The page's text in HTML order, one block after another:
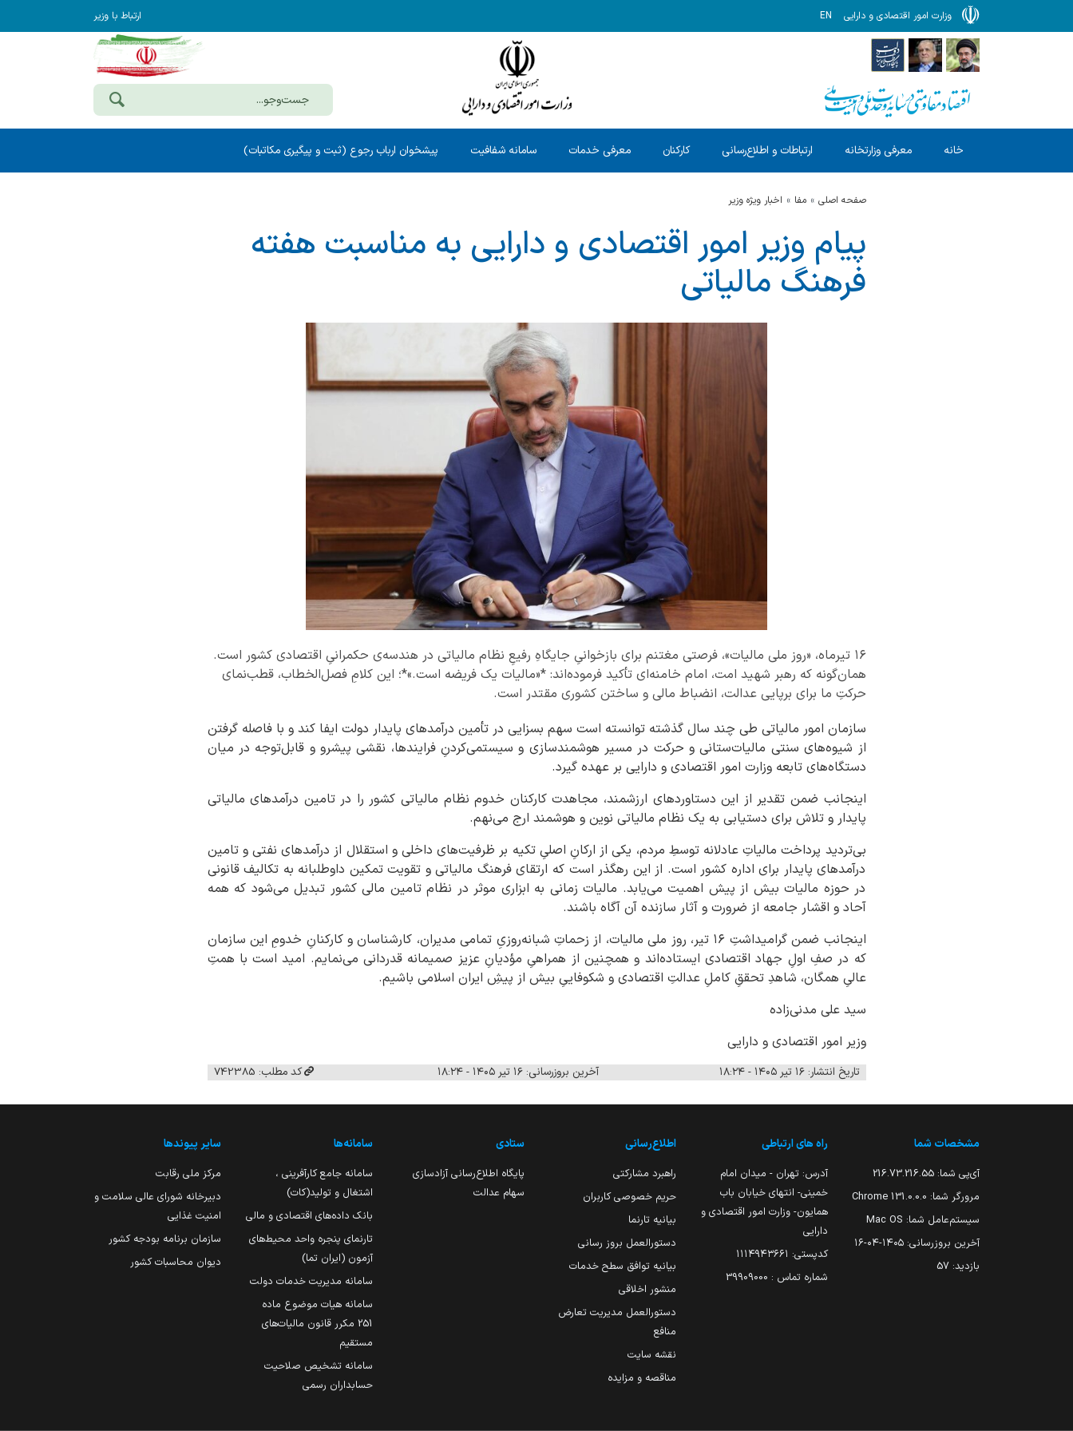
وزارت امور اقتصادی و دارایی EN ارتباط با وزیر
خانه معرفی وزارتخانه ارتباطات و اطلاع‌رسانی کارکنان معرفی خدمات سامانه شفافیت پیشخوان ارباب رجوع (ثبت و پیگیری مکاتبات)
صفحه اصلی مفا اخبار ویژه وزیر
پیام وزیر امور اقتصادی و دارایی به مناسبت هفته
فرهنگ مالیاتی
۱۶ تیرماه، «روز ملی مالیات»، فرصتی مغتنم برای بازخوانیِ جایگاهِ رفیعِ نظام مالیاتی در هندسه‌ی حکمرانیِ اقتصادی کشور است.
همان‌گونه که رهبر شهید امت، امام خامنه‌ای تأکید فرموده‌اند: *«مالیات یک فریضه است.»*؛ این کلامِ فصل‌الخطاب، قطب‌نمای
حرکتِ ما برای برپایی عدالت، انضباط مالی و ساختن کشوری مقتدر است.
سازمان امور مالیاتی طی چند سال گذشته توانسته است سهم بسزایی در تأمین درآمدهای پایدار دولت ایفا کند و با فاصله گرفتن
از شیوه‌های سنتی مالیات‌ستانی و حرکت در مسیر هوشمندسازی و سیستمی‌کردنِ فرایندها، نقشی پیشرو و قابل‌توجه در میان
دستگاه‌های تابعه وزارت امور اقتصادی و دارایی بر عهده گیرد.
اینجانب ضمن تقدیر از این دستاوردهای ارزشمند، مجاهدت‌ کارکنان خدوم نظام مالیاتی کشور را در تامین درآمدهای مالیاتی
پایدار و تلاش برای دستیابی به یک نظام مالیاتی نوین و هوشمند ارج می‌نهم.
بی‌تردید پرداخت مالیاتِ عادلانه توسطِ مردم، یکی از ارکانِ اصلیِ تکیه بر ظرفیت‌های داخلی و استقلال از درآمدهای نفتی و تامین
درآمدهای پایدار برای اداره کشور است. از این رهگذر است که ارتقای فرهنگ مالیاتی و تقویت تمکین داوطلبانه به تکالیف قانونی
در حوزه مالیات بیش از پیش اهمیت می‌یابد. مالیات زمانی به ابزاری موثر در نظام تامین مالی کشور تبدیل می‌شود که همه
آحاد و اقشار جامعه از ضرورت و آثار سازنده آن آگاه باشند.
اینجانب ضمن گرامیداشتِ ۱۶ تیر، روز ملی مالیات، از زحماتِ شبانه‌روزیِ تمامی مدیران، کارشناسان و کارکنانِ خدومِ این سازمان
که در صفِ اولِ جهاد اقتصادی ایستاده‌اند و همچنین از همراهیِ مؤدیانِ عزیز صمیمانه قدردانی می‌نمایم. امید است با همتِ
عالیِ همگان، شاهدِ تحققِ کاملِ عدالتِ اقتصادی و شکوفاییِ بیش از پیشِ ایران اسلامی باشیم.
سید علی مدنی‌زاده
وزیر امور اقتصادی و دارایی
تاریخ انتشار: ۱۶ تیر ۱۴۰۵ - ۱۸:۲۴ آخرین بروزرسانی: ۱۶ تیر ۱۴۰۵ - ۱۸:۲۴ کد مطلب: 742385
مشخصات شما
آی‌پی شما: 216.73.216.55
مرورگر شما: 131.0.0.0 Chrome
سیستم‌عامل شما: Mac OS
آخرین بروزرسانی: ۱۴۰۵-۰۴-۱۶
بازدید: 57
راه های ارتباطی
آدرس: تهران - میدان امام
خمینی- انتهای خیابان باب
همایون- وزارت امور اقتصادی و
دارایی
کدپستی: ۱۱۱۴۹۴۳۶۶۱
شماره تماس : 39909000
اطلاع‌رسانی
راهبرد مشارکتی
حریم خصوصی کاربران
بیانیه تارنما
دستورالعمل بروز رسانی
بیانیه توافق سطح خدمات
منشور اخلاقی
دستورالعمل مدیریت تعارض
منافع
نقشه سایت
مناقصه و مزایده
ستادی
پایگاه اطلاع‌رسانی آزادسازی
سهام عدالت
سامانه‌ها
سامانه جامع کارآفرینی ،
اشتغال و تولید(کات)
بانک داده‌های اقتصادی و مالی
تارنمای پنجره واحد محیط‌های
آزمون (ایران تما)
سامانه مدیریت خدمات دولت
سامانه هیات موضوع ماده
251 مکرر قانون مالیات‌های
مستقیم
سامانه تشخیص صلاحیت
حسابداران رسمی
سایر پیوندها
مرکز ملی رقابت
دبیرخانه شورای عالی سلامت و
امنیت غذایی
سازمان برنامه بودجه کشور
دیوان محاسبات کشور